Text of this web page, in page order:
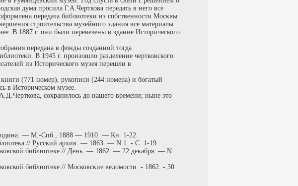
дума просила Г.А.Черткова передать в него все
передача библиотеки из собственности Москвы
строительства музейного здания все материалы
В 1887 г. они были перевезены в здание Исторического
передана в фонды созданной тогда
В 1945 г. произошло разделение чертковского
из Исторического музея перешли в
(771 номер), рукописи (244 номера) и богатый
в Историческом музее.
А.Д.Черткова, сохранилось до нашего времени; ныне это
— М.-Спб., 1888 — 1910. — Кн. 1-22.
// Русский архив. — 1863. — N 1. - С. 1-19.
библиотеке // День. — 1862. — 22 декабря. — N
библиотеке // Московские ведомости. - 1862. - 30